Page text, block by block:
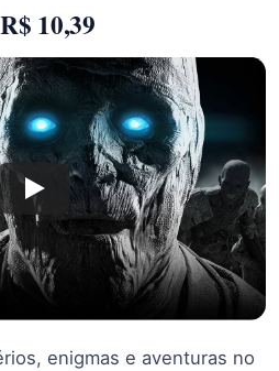
10,39
enigmas e aventuras no